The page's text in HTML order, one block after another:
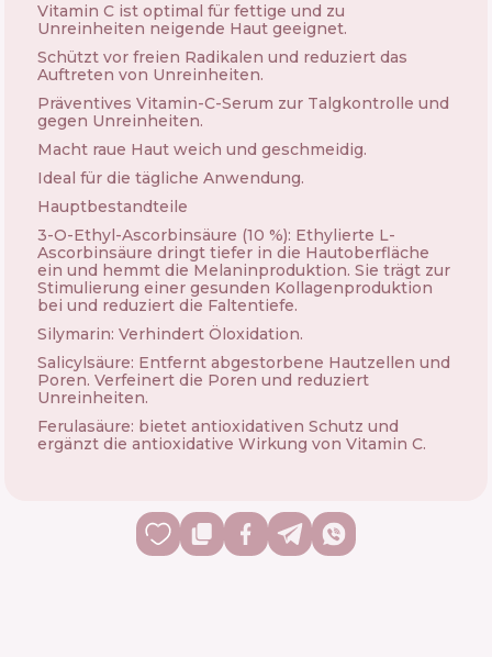
Vitamin C ist optimal für fettige und zu
Unreinheiten neigende Haut geeignet.
Schützt vor freien Radikalen und reduziert das
Auftreten von Unreinheiten.
Präventives Vitamin-C-Serum zur Talgkontrolle und
gegen Unreinheiten.
Macht raue Haut weich und geschmeidig.
Ideal für die tägliche Anwendung.
Hauptbestandteile
3-O-Ethyl-Ascorbinsäure (10 %): Ethylierte L-
Ascorbinsäure dringt tiefer in die Hautoberfläche
ein und hemmt die Melaninproduktion. Sie trägt zur
Stimulierung einer gesunden Kollagenproduktion
bei und reduziert die Faltentiefe.
Silymarin: Verhindert Öloxidation.
Salicylsäure: Entfernt abgestorbene Hautzellen und
Poren. Verfeinert die Poren und reduziert
Unreinheiten.
Ferulasäure: bietet antioxidativen Schutz und
ergänzt die antioxidative Wirkung von Vitamin C.